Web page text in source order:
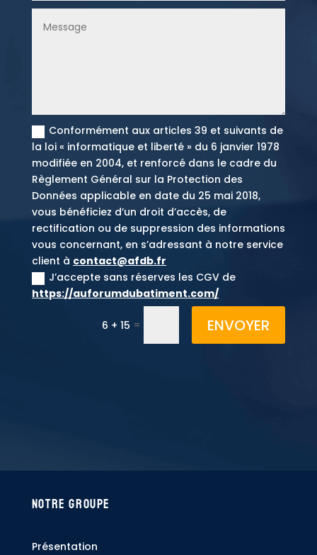
Conformément aux articles 39 et suivants de
la loi « informatique et liberté » du 6 janvier 1978
modifiée en 2004, et renforcé dans le cadre du
Règlement Général sur la Protection des
Données applicable en date du 25 mai 2018,
vous bénéficiez d’un droit d’accès, de
rectification ou de suppression des informations
vous concernant, en s’adressant à notre service
client à contact@afdb.fr
J’accepte sans réserves les CGV de
https://auforumdubatiment.com/
6 + 15 = ENVOYER
Notre Groupe
Présentation